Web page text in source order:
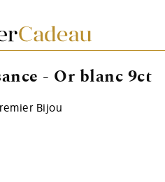
- Or blanc 9ct
Bijou